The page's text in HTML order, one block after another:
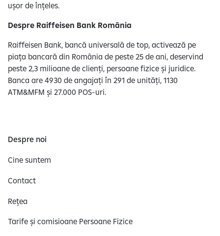
ușor de înțeles.
Despre Raiffeisen Bank România
Raiffeisen Bank, bancă universală de top, activează pe
piața bancară din România de peste 25 de ani, deservind
peste 2,3 milioane de clienți, persoane fizice și juridice.
Banca are 4930 de angajați în 291 de unități, 1130
ATM&MFM și 27.000 POS-uri.
Despre noi
Cine suntem
Contact
Rețea
Tarife și comisioane Persoane Fizice